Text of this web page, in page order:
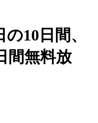
の10日間、
間無料放